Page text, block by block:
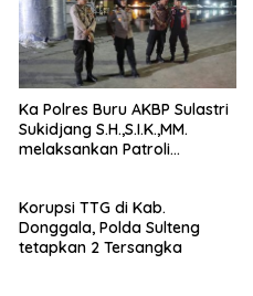
Ka Polres Buru AKBP Sulastri
Sukidjang S.H.,S.I.K.,MM.
melaksankan Patroli
Korupsi TTG di Kab.
Donggala, Polda Sulteng
tetapkan 2 Tersangka